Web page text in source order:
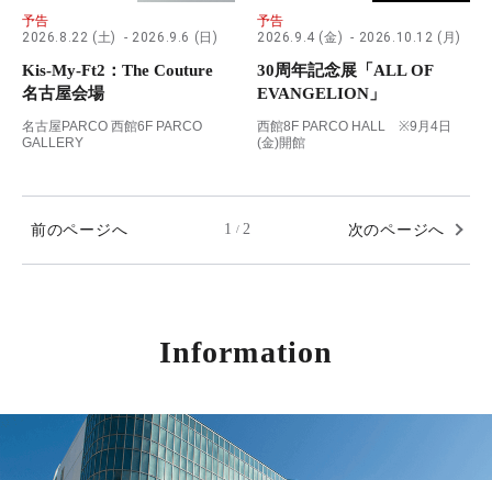
予告
2026.8.22 (土)
2026.9.6 (日)
Kis-My-Ft2：The Couture
名古屋会場
名古屋PARCO 西館6F PARCO
GALLERY
予告
2026.9.4 (金)
2026.10.12 (月)
30周年記念展「ALL OF
EVANGELION」
西館8F PARCO HALL ※9月4日
(金)開館
前のページへ 1 / 2 次のページへ
Information